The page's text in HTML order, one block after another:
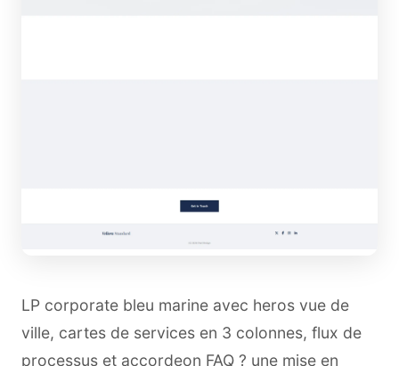
LP corporate bleu marine avec heros vue de
ville, cartes de services en 3 colonnes, flux de
processus et accordeon FAQ ? une mise en